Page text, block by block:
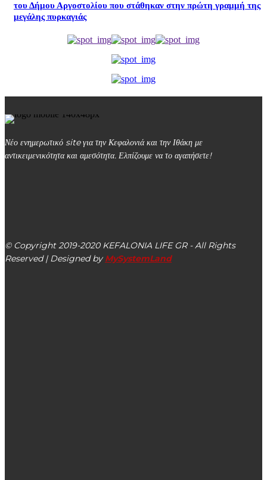
του Δήμου Αργοστολίου που στάθηκαν στην πρώτη γραμμή της
μεγάλης πυρκαγιάς
Νέο ενημερωτικό site για την Κεφαλονιά και την Ιθάκη με
αντικειμενικότητα και αμεσότητα. Ελπίζουμε να το αγαπήσετε!
© Copyright 2019-2020 KEFALONIA LIFE GR - All Rights
Reserved | Designed by MySystemLand